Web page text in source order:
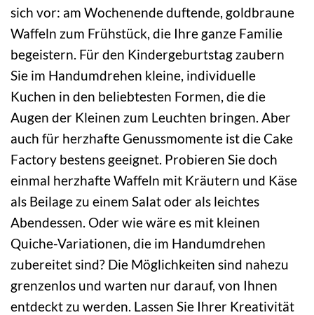
sich vor: am Wochenende duftende, goldbraune
Waffeln zum Frühstück, die Ihre ganze Familie
begeistern. Für den Kindergeburtstag zaubern
Sie im Handumdrehen kleine, individuelle
Kuchen in den beliebtesten Formen, die die
Augen der Kleinen zum Leuchten bringen. Aber
auch für herzhafte Genussmomente ist die Cake
Factory bestens geeignet. Probieren Sie doch
einmal herzhafte Waffeln mit Kräutern und Käse
als Beilage zu einem Salat oder als leichtes
Abendessen. Oder wie wäre es mit kleinen
Quiche-Variationen, die im Handumdrehen
zubereitet sind? Die Möglichkeiten sind nahezu
grenzenlos und warten nur darauf, von Ihnen
entdeckt zu werden. Lassen Sie Ihrer Kreativität